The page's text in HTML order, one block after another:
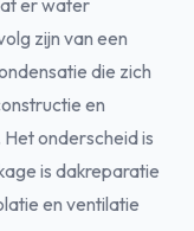
er water
zijn van een
die zich
en
onderscheid is
is dakreparatie
en ventilatie